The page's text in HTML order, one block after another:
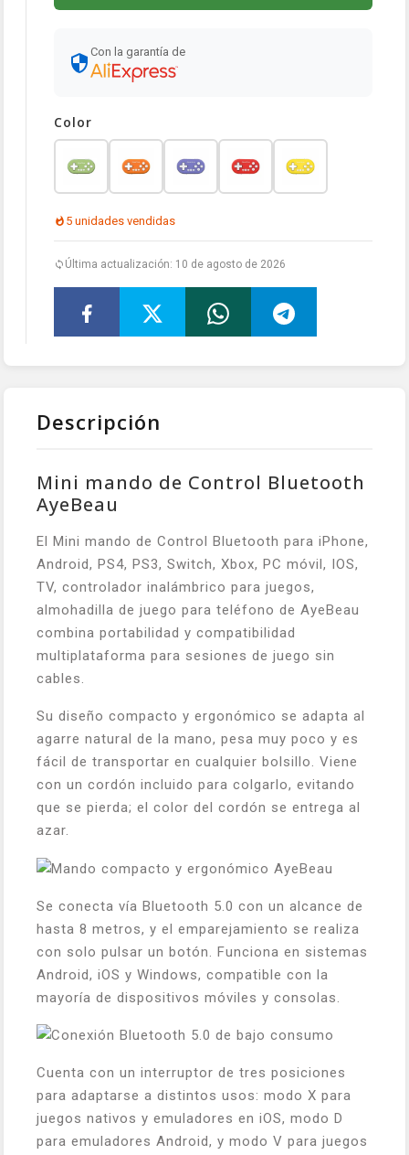
Con la garantía de
Color
5 unidades vendidas
Última actualización: 10 de agosto de 2026
Descripción
Mini mando de Control Bluetooth
AyeBeau
El Mini mando de Control Bluetooth para iPhone,
Android, PS4, PS3, Switch, Xbox, PC móvil, IOS,
TV, controlador inalámbrico para juegos,
almohadilla de juego para teléfono de AyeBeau
combina portabilidad y compatibilidad
multiplataforma para sesiones de juego sin
cables.
Su diseño compacto y ergonómico se adapta al
agarre natural de la mano, pesa muy poco y es
fácil de transportar en cualquier bolsillo. Viene
con un cordón incluido para colgarlo, evitando
que se pierda; el color del cordón se entrega al
azar.
Se conecta vía Bluetooth 5.0 con un alcance de
hasta 8 metros, y el emparejamiento se realiza
con solo pulsar un botón. Funciona en sistemas
Android, iOS y Windows, compatible con la
mayoría de dispositivos móviles y consolas.
Cuenta con un interruptor de tres posiciones
para adaptarse a distintos usos: modo X para
juegos nativos y emuladores en iOS, modo D
para emuladores Android, y modo V para juegos